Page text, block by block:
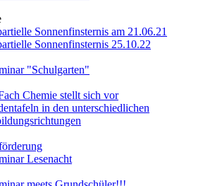
Sonnenfinsternis am 21.06.21
Sonnenfinsternis 25.10.22
"Schulgarten"
Chemie stellt sich vor
in den unterschiedlichen
Lesenacht